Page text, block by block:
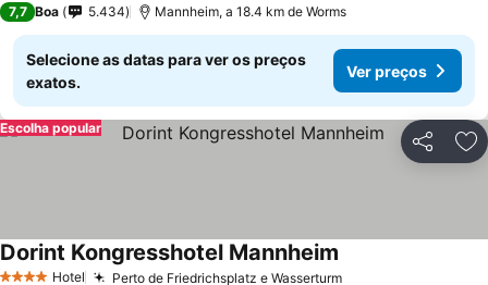
7,7 Boa 5.434 Mannheim, a 18.4 km de Worms
Selecione as datas para ver os preços
exatos.
Ver preços
Partilhar
Escolha popular
Hotel Perto de Friedrichsplatz e Wasserturm
Dorint Kongresshotel Mannheim